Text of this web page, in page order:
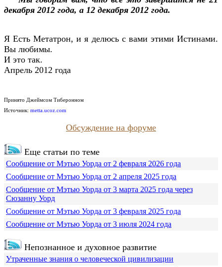
декабря 2012 года, а 12 декабря 2012 года.
Я Есть Метатрон, и я делюсь с вами этими Истинами.
Вы любимы.
И это так.
Апрель 2012 года
Принято Джеймсом Тиберонном
Источник: metta.ucoz.com
Обсуждение на форуме
Еще статьи по теме
Сообщение от Мэтью Уорда от 2 февраля 2026 года
Сообщение от Мэтью Уорда от 2 апреля 2025 года
Сообщение от Мэтью Уорда от 3 марта 2025 года через
Сюзанну Уорд
Сообщение от Мэтью Уорда от 3 февраля 2025 года
Сообщение от Мэтью Уорда от 3 июля 2024 года
Непознанное и духовное развитие
Утраченные знания о человеческой цивилизации